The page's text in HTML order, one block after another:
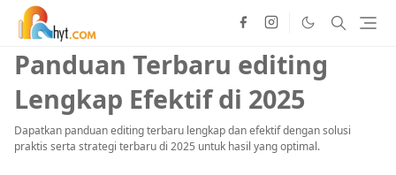
Panduan Terbaru editing
Lengkap Efektif di 2025
Dapatkan panduan editing terbaru lengkap dan efektif dengan solusi
praktis serta strategi terbaru di 2025 untuk hasil yang optimal.